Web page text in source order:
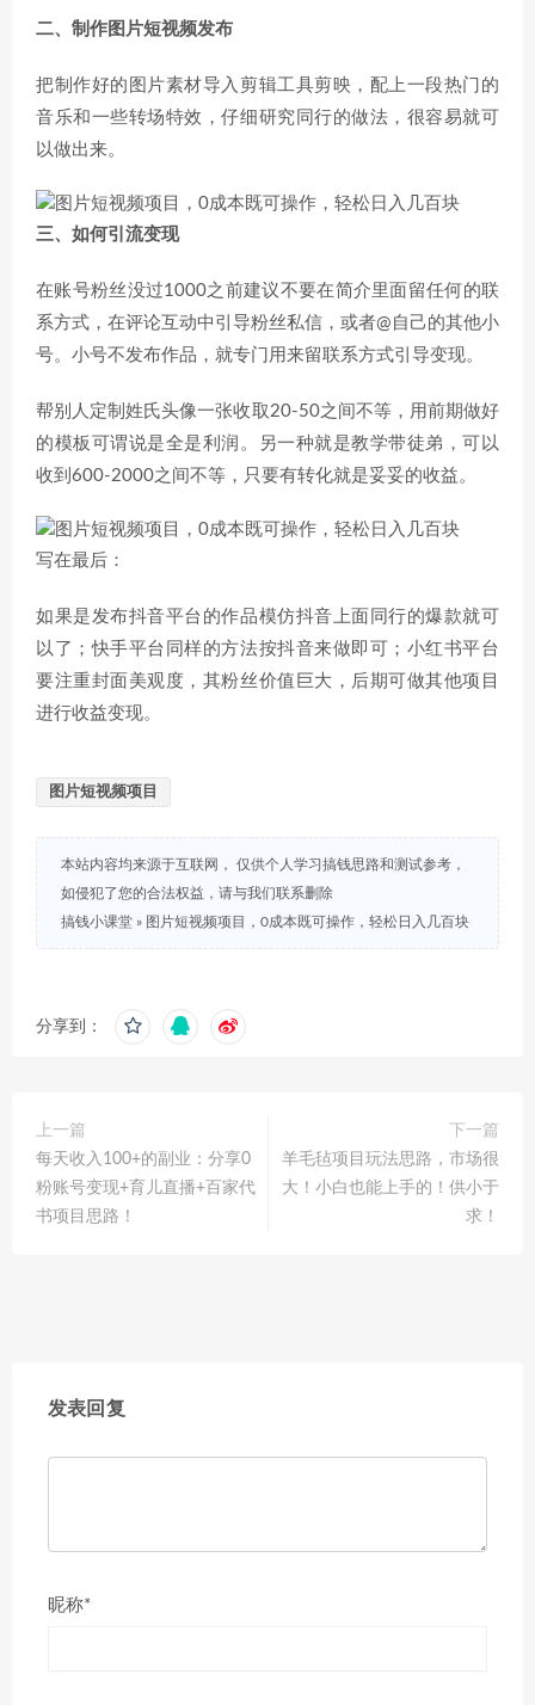
二、制作图片短视频发布
把制作好的图片素材导入剪辑工具剪映，配上一段热门的
音乐和一些转场特效，仔细研究同行的做法，很容易就可
以做出来。
三、如何引流变现
在账号粉丝没过1000之前建议不要在简介里面留任何的联
系方式，在评论互动中引导粉丝私信，或者@自己的其他小
号。小号不发布作品，就专门用来留联系方式引导变现。
帮别人定制姓氏头像一张收取20-50之间不等，用前期做好
的模板可谓说是全是利润。另一种就是教学带徒弟，可以
收到600-2000之间不等，只要有转化就是妥妥的收益。
写在最后：
如果是发布抖音平台的作品模仿抖音上面同行的爆款就可
以了；快手平台同样的方法按抖音来做即可；小红书平台
要注重封面美观度，其粉丝价值巨大，后期可做其他项目
进行收益变现。
图片短视频项目
本站内容均来源于互联网， 仅供个人学习搞钱思路和测试参考，
如侵犯了您的合法权益，请与我们联系删除
搞钱小课堂 » 图片短视频项目，0成本既可操作，轻松日入几百块
分享到：
上一篇
每天收入100+的副业：分享0
粉账号变现+育儿直播+百家代
书项目思路！
下一篇
羊毛毡项目玩法思路，市场很
大！小白也能上手的！供小于
求！
发表回复
昵称*